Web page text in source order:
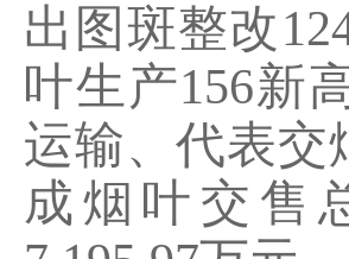
出图斑整改
叶生产156新
运输、代表交
成烟叶交售